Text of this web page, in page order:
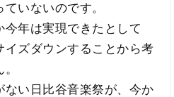
いないのです。
年は実現できたとして
イズダウンすることから考
い日比谷音楽祭が、今か